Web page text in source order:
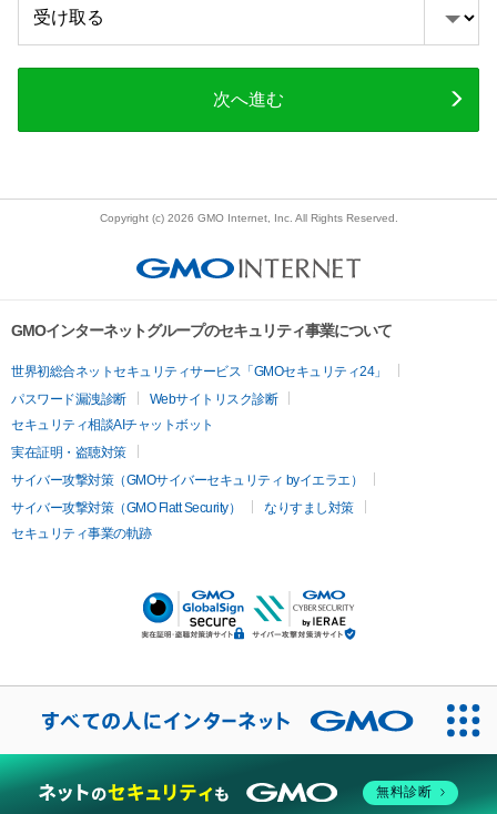
次へ進む
Copyright (c) 2026 GMO Internet, Inc. All Rights Reserved.
GMOインターネットグループのセキュリティ事業について
世界初総合ネットセキュリティサービス「GMOセキュリティ24」
パスワード漏洩診断
Webサイトリスク診断
セキュリティ相談AIチャットボット
実在証明・盗聴対策
サイバー攻撃対策（GMOサイバーセキュリティ byイエラエ）
サイバー攻撃対策（GMO Flatt Security）
なりすまし対策
セキュリティ事業の軌跡
無料診断